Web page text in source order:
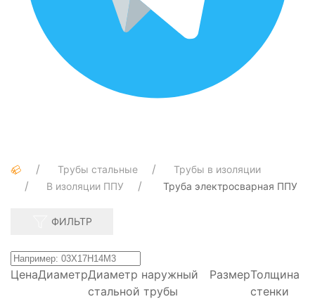
Трубы стальные
Трубы в изоляции
В изоляции ППУ
Труба электросварная ППУ
ФИЛЬТР
ЦенаДиаметрДиаметр наружный
стальной трубы
РазмерТолщина
стенки